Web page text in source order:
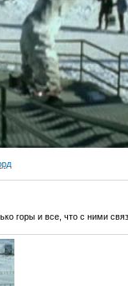
горы и все, что с ними